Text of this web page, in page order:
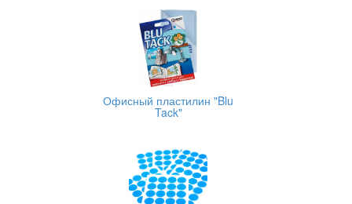
Офисный пластилин "Blu
Tack"